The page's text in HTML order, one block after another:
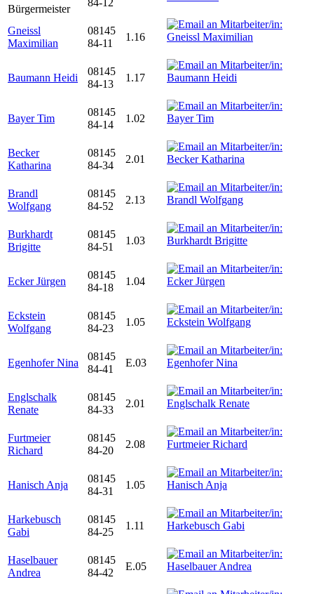
Bürgermeister
84-12
Gneissl
Maximilian
08145
84-11
1.16
Baumann Heidi
08145
84-13
1.17
Bayer Tim
08145
84-14
1.02
Becker
Katharina
08145
84-34
2.01
Brandl
Wolfgang
08145
84-52
2.13
Burkhardt
Brigitte
08145
84-51
1.03
Ecker Jürgen
08145
84-18
1.04
Eckstein
Wolfgang
08145
84-23
1.05
Egenhofer Nina
08145
84-41
E.03
Englschalk
Renate
08145
84-33
2.01
Furtmeier
Richard
08145
84-20
2.08
Hanisch Anja
08145
84-31
1.05
Harkebusch
Gabi
08145
84-25
1.11
Haselbauer
Andrea
08145
84-42
E.05